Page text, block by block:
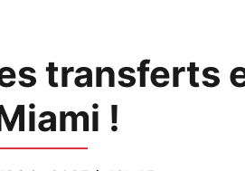
transferts
!